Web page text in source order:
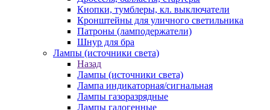
Кнопки, тумблеры, кл. выключатели
Кронштейны для уличного светильника
Патроны (ламподержатели)
Шнур для бра
Лампы (источники света)
Назад
Лампы (источники света)
Лампа индикаторная/сигнальная
Лампы газоразрядные
Лампы галогенные